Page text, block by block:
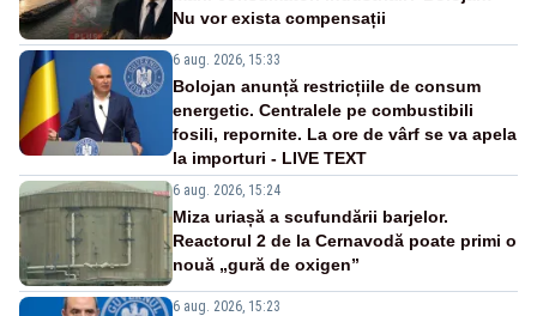
Nu vor exista compensații
6 aug. 2026, 15:33
Bolojan anunță restricțiile de consum
energetic. Centralele pe combustibili
fosili, repornite. La ore de vârf se va apela
la importuri - LIVE TEXT
6 aug. 2026, 15:24
Miza uriașă a scufundării barjelor.
Reactorul 2 de la Cernavodă poate primi o
nouă „gură de oxigen”
6 aug. 2026, 15:23